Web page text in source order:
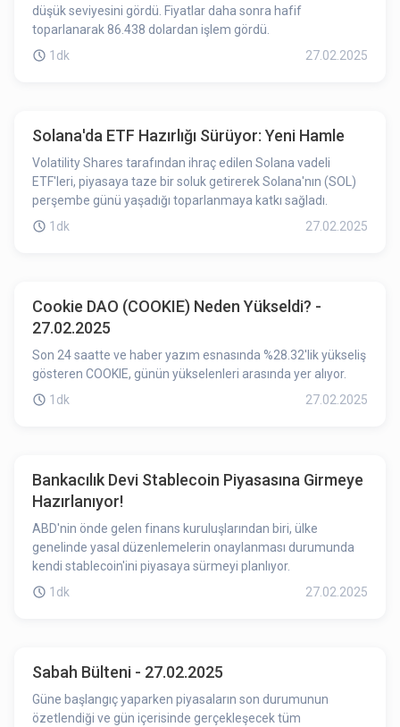
düşük seviyesini gördü. Fiyatlar daha sonra hafif
toparlanarak 86.438 dolardan işlem gördü.
1dk
27.02.2025
Solana'da ETF Hazırlığı Sürüyor: Yeni Hamle
Volatility Shares tarafından ihraç edilen Solana vadeli
ETF'leri, piyasaya taze bir soluk getirerek Solana'nın (SOL)
perşembe günü yaşadığı toparlanmaya katkı sağladı.
1dk
27.02.2025
Cookie DAO (COOKIE) Neden Yükseldi? -
27.02.2025
Son 24 saatte ve haber yazım esnasında %28.32'lik yükseliş
gösteren COOKIE, günün yükselenleri arasında yer alıyor.
1dk
27.02.2025
Bankacılık Devi Stablecoin Piyasasına Girmeye
Hazırlanıyor!
ABD'nin önde gelen finans kuruluşlarından biri, ülke
genelinde yasal düzenlemelerin onaylanması durumunda
kendi stablecoin'ini piyasaya sürmeyi planlıyor.
1dk
27.02.2025
Sabah Bülteni - 27.02.2025
Güne başlangıç yaparken piyasaların son durumunun
özetlendiği ve gün içerisinde gerçekleşecek tüm